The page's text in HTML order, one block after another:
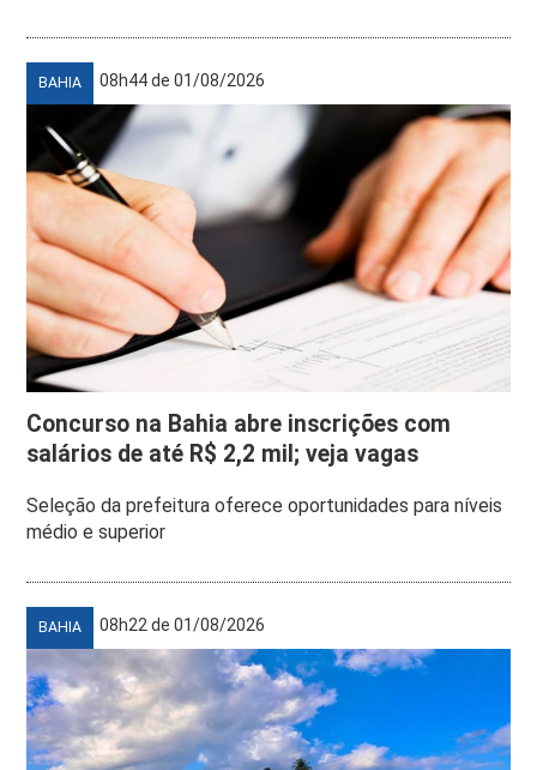
BAHIA 08h44 de 01/08/2026
Concurso na Bahia abre inscrições com
salários de até R$ 2,2 mil; veja vagas
Seleção da prefeitura oferece oportunidades para níveis
médio e superior
BAHIA 08h22 de 01/08/2026